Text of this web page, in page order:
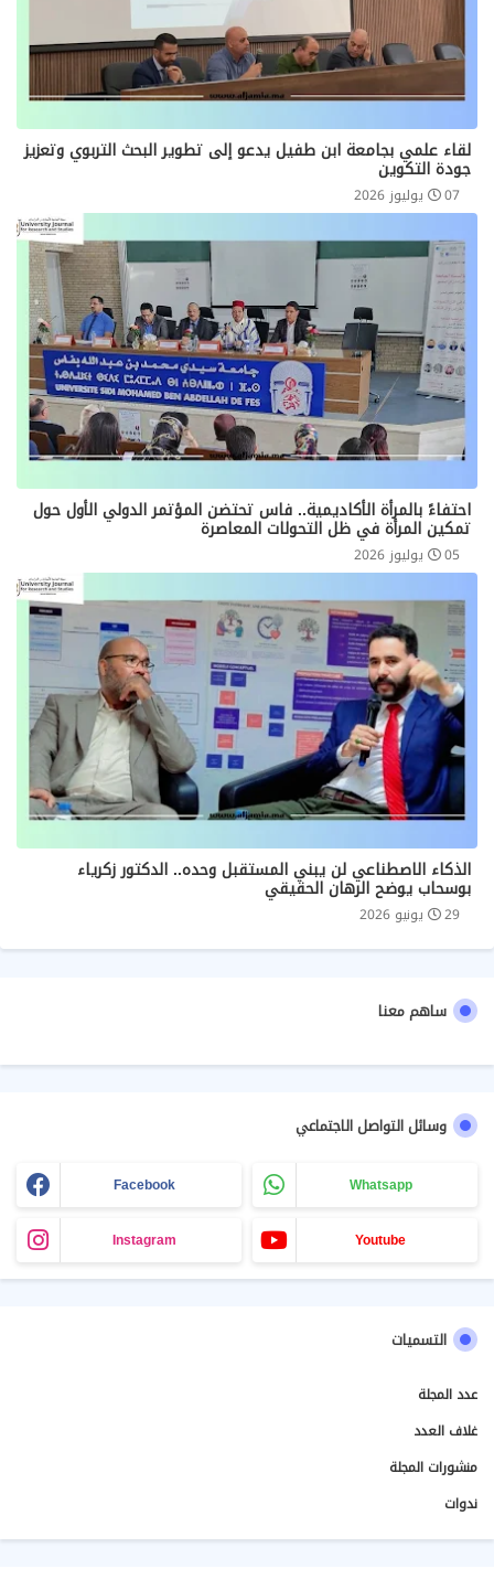
لقاء علمي بجامعة ابن طفيل يدعو إلى تطوير البحث التربوي وتعزيز
جودة التكوين
07 يوليوز 2026
احتفاءً بالمرأة الأكاديمية.. فاس تحتضن المؤتمر الدولي الأول حول
تمكين المرأة في ظل التحولات المعاصرة
05 يوليوز 2026
الذكاء الاصطناعي لن يبني المستقبل وحده.. الدكتور زكرياء
بوسحاب يوضح الرهان الحقيقي
29 يونيو 2026
ساهم معنا
وسائل التواصل الاجتماعي
Facebook Whatsapp
Instagram Youtube
التسميات
عدد المجلة
غلاف العدد
منشورات المجلة
ندوات